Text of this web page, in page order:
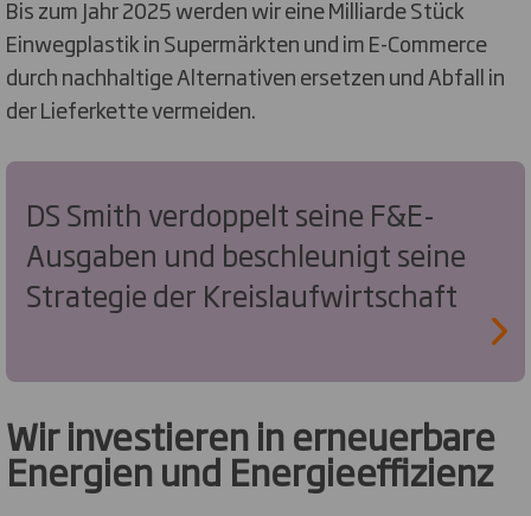
Bis zum Jahr 2025 werden wir eine Milliarde Stück
Einwegplastik in Supermärkten und im E-Commerce
durch nachhaltige Alternativen ersetzen und Abfall in
der Lieferkette vermeiden.
DS Smith verdoppelt seine F&E-
Ausgaben und beschleunigt seine
Strategie der Kreislaufwirtschaft
Wir investieren in erneuerbare
Energien und Energieeffizienz